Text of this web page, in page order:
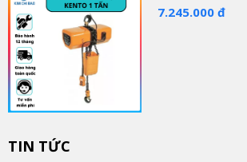
7.245.000 đ
TIN TỨC